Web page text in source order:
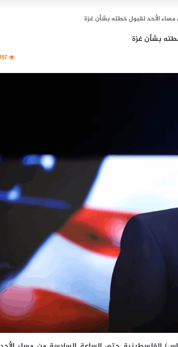
الأحد لقبول خطته بشأن غزة
بشأن غزة
157